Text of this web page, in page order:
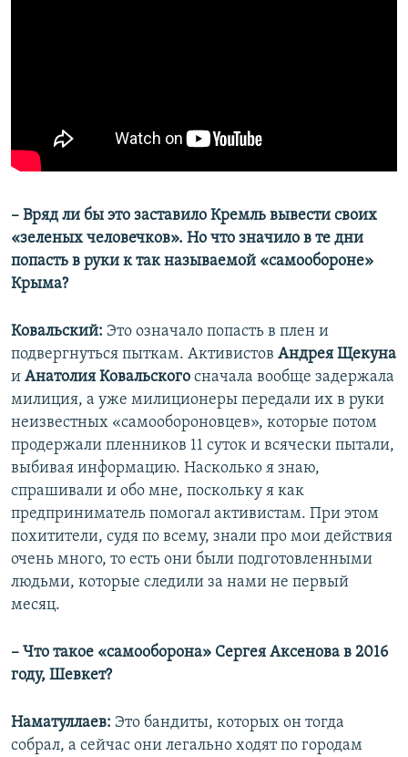
– Вряд ли бы это заставило Кремль вывести своих
«зеленых человечков». Но что значило в те дни
попасть в руки к так называемой «самообороне»
Крыма?
Ковальский: Это означало попасть в плен и
подвергнуться пыткам. Активистов Андрея Щекуна
и Анатолия Ковальского сначала вообще задержала
милиция, а уже милиционеры передали их в руки
неизвестных «самообороновцев», которые потом
продержали пленников 11 суток и всячески пытали,
выбивая информацию. Насколько я знаю,
спрашивали и обо мне, поскольку я как
предприниматель помогал активистам. При этом
похитители, судя по всему, знали про мои действия
очень много, то есть они были подготовленными
людьми, которые следили за нами не первый
месяц.
– Что такое «самооборона» Сергея Аксенова в 2016
году, Шевкет?
Наматуллаев: Это бандиты, которых он тогда
собрал, а сейчас они легально ходят по городам